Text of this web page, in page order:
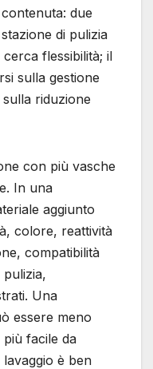
due
di pulizia
flessibilità; il
sulla gestione
riduzione
con più vasche
In una
aggiunto
colore, reattività
compatibilità
Una
essere meno
facile da
è ben